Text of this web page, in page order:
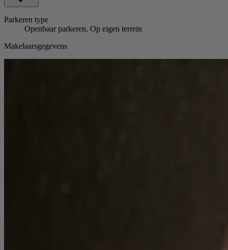
Parkeren type
Openbaar parkeren, Op eigen terrein
Makelaarsgegevens